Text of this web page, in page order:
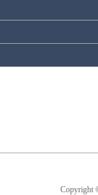
Copyright